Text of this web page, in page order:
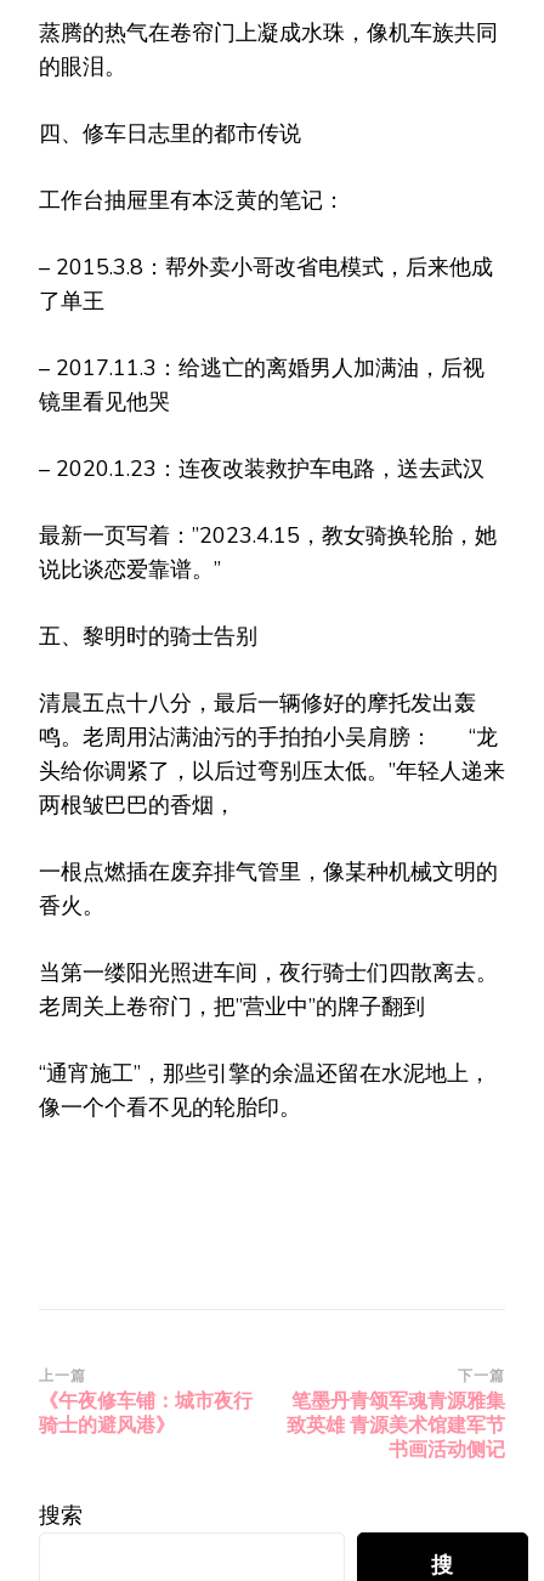
蒸腾的热气在卷帘门上凝成水珠，像机车族共同
的眼泪。
四、修车日志里的都市传说
工作台抽屉里有本泛黄的笔记：
– 2015.3.8：帮外卖小哥改省电模式，后来他成
了单王
– 2017.11.3：给逃亡的离婚男人加满油，后视
镜里看见他哭
– 2020.1.23：连夜改装救护车电路，送去武汉
最新一页写着：”2023.4.15，教女骑换轮胎，她
说比谈恋爱靠谱。”
五、黎明时的骑士告别
清晨五点十八分，最后一辆修好的摩托发出轰
鸣。老周用沾满油污的手拍拍小吴肩膀： “龙
头给你调紧了，以后过弯别压太低。”年轻人递来
两根皱巴巴的香烟，
一根点燃插在废弃排气管里，像某种机械文明的
香火。
当第一缕阳光照进车间，夜行骑士们四散离去。
老周关上卷帘门，把”营业中”的牌子翻到
“通宵施工”，那些引擎的余温还留在水泥地上，
像一个个看不见的轮胎印。
博
文
上一篇
《午夜修车铺：城市夜行
骑士的避风港》
下一篇
笔墨丹青颂军魂青源雅集
致英雄 青源美术馆建军节
书画活动侧记
搜索
搜